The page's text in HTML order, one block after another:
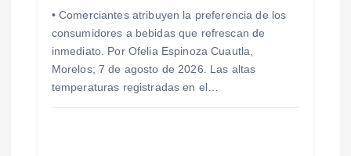
• Comerciantes atribuyen la preferencia de los
consumidores a bebidas que refrescan de
inmediato. Por Ofelia Espinoza Cuautla,
Morelos; 7 de agosto de 2026. Las altas
temperaturas registradas en el…